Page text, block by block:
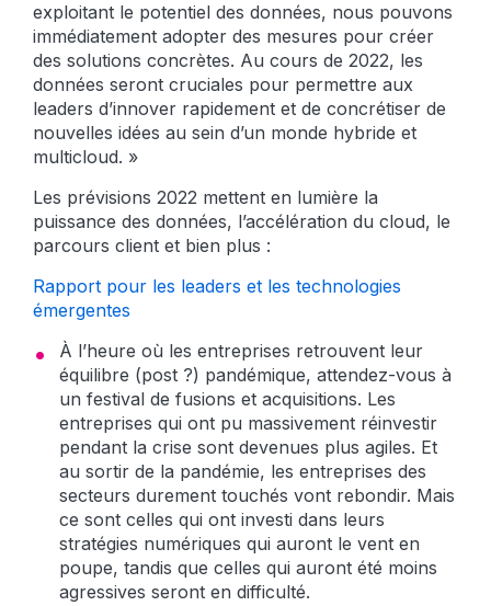
exploitant le potentiel des données, nous pouvons
immédiatement adopter des mesures pour créer
des solutions concrètes. Au cours de 2022, les
données seront cruciales pour permettre aux
leaders d’innover rapidement et de concrétiser de
nouvelles idées au sein d’un monde hybride et
multicloud. »
Les prévisions 2022 mettent en lumière la
puissance des données, l’accélération du cloud, le
parcours client et bien plus :
Rapport pour les leaders et les technologies
émergentes
À l’heure où les entreprises retrouvent leur
équilibre (post ?) pandémique, attendez-vous à
un festival de fusions et acquisitions. Les
entreprises qui ont pu massivement réinvestir
pendant la crise sont devenues plus agiles. Et
au sortir de la pandémie, les entreprises des
secteurs durement touchés vont rebondir. Mais
ce sont celles qui ont investi dans leurs
stratégies numériques qui auront le vent en
poupe, tandis que celles qui auront été moins
agressives seront en difficulté.